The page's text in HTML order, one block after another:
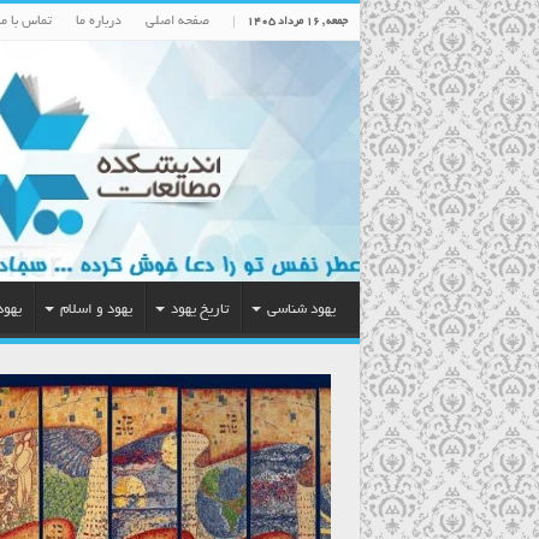
جمعه , ۱۶ مرداد ۱۴۰۵ صفحه اصلی درباره ما تماس با
یهود شناسی تاریخ یهود یهود و اسلام